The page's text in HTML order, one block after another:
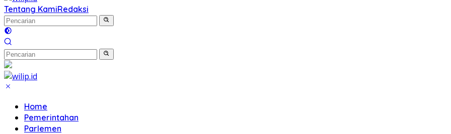
Tentang KamiRedaksi
Home
Pemerintahan
Parlemen